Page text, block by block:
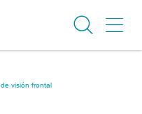
visión frontal